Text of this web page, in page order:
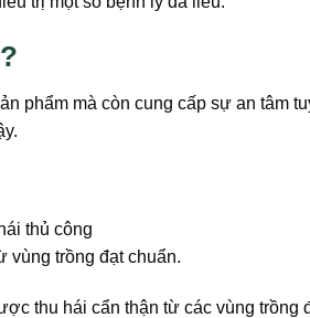
phẩm mà còn cung cấp sự an tâm
vùng trồng đạt chuẩn.
thu hái cẩn thận từ các vùng trồng